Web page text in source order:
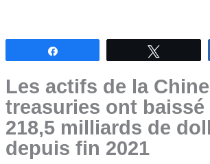
Les actifs de la
treasuries ont
218,5 milliards de
depuis fin 2021